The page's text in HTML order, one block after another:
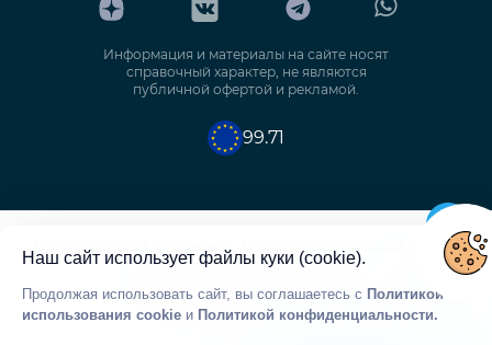
Информация и материалы на сайте носят
справочный характер, не являются
публичной офертой и рекламой.
99.71
Политика использования cookie
Политика конфиденциальности
Политика обработки персональных данных
Согласие на обработку персональных данных
Наш сайт использует файлы куки (cookie).
Продолжая использовать сайт, вы соглашаетесь с Политикой
использования cookie и Политикой конфиденциальности.